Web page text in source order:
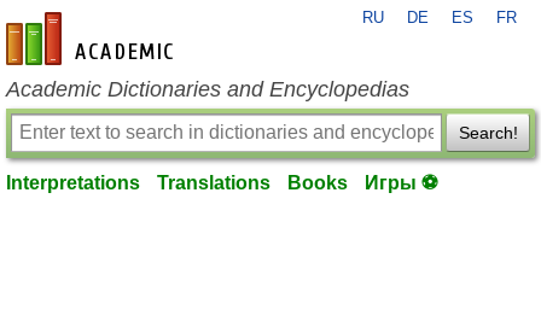
en-academic.com
RU DE ES FR
Academic Dictionaries and Encyclopedias
Search!
Interpretations Translations Books Игры ⚽